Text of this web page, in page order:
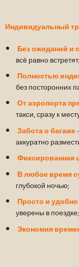
Индивидуальный
Без ожиданий и
всё равно встретят;
Полностью
без посторонних
От аэропорта
такси, сразу к
Забота о багаже
аккуратно
Фиксированная
В любое время
глубокой ночью;
Просто и удобно
уверены в поездке;
Экономия